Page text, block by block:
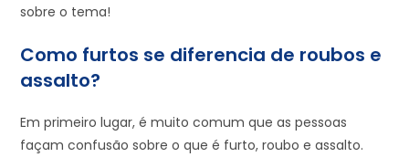
sobre o tema!
Como furtos se diferencia de roubos e
assalto?
Em primeiro lugar, é muito comum que as pessoas
façam confusão sobre o que é furto, roubo e assalto.